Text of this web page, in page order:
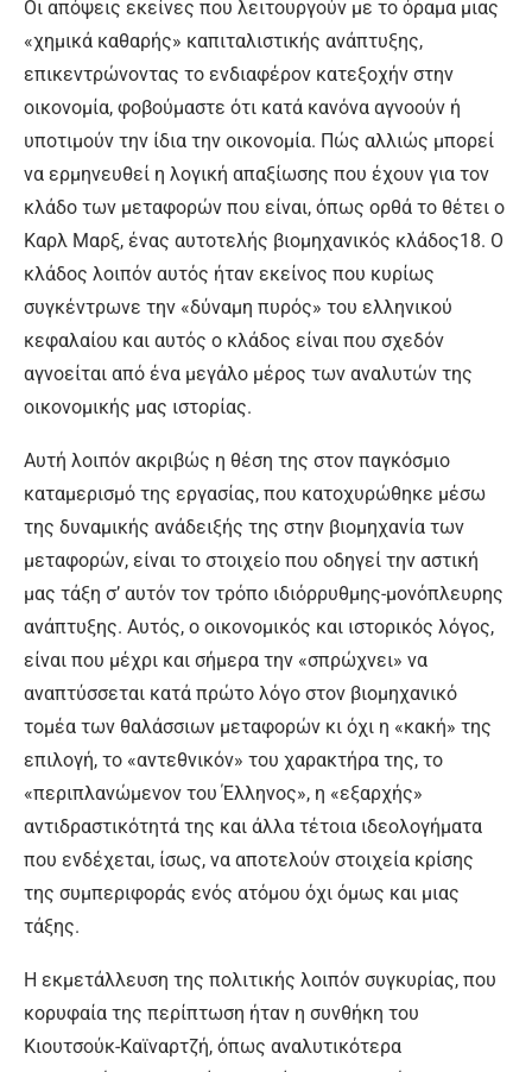
Οι απόψεις εκείνες που λειτουργούν με το όραμα μιας
«χημικά καθαρής» καπιταλιστικής ανάπτυξης,
επικεντρώνοντας το ενδιαφέρον κατεξοχήν στην
οικονομία, φοβούμαστε ότι κατά κανόνα αγνοούν ή
υποτιμούν την ίδια την οικονομία. Πώς αλλιώς μπορεί
να ερμηνευθεί η λογική απαξίωσης που έχουν για τον
κλάδο των μεταφορών που είναι, όπως ορθά το θέτει ο
Καρλ Μαρξ, ένας αυτοτελής βιομηχανικός κλάδος18. Ο
κλάδος λοιπόν αυτός ήταν εκείνος που κυρίως
συγκέντρωνε την «δύναμη πυρός» του ελληνικού
κεφαλαίου και αυτός ο κλάδος είναι που σχεδόν
αγνοείται από ένα μεγάλο μέρος των αναλυτών της
οικονομικής μας ιστορίας.
Αυτή λοιπόν ακριβώς η θέση της στον παγκόσμιο
καταμερισμό της εργασίας, που κατοχυρώθηκε μέσω
της δυναμικής ανάδειξής της στην βιομηχανία των
μεταφορών, είναι το στοιχείο που οδηγεί την αστική
μας τάξη σ’ αυτόν τον τρόπο ιδιόρρυθμης-μονόπλευρης
ανάπτυξης. Αυτός, ο οικονομικός και ιστορικός λόγος,
είναι που μέχρι και σήμερα την «σπρώχνει» να
αναπτύσσεται κατά πρώτο λόγο στον βιομηχανικό
τομέα των θαλάσσιων μεταφορών κι όχι η «κακή» της
επιλογή, το «αντεθνικόν» του χαρακτήρα της, το
«περιπλανώμενον του Έλληνος», η «εξαρχής»
αντιδραστικότητά της και άλλα τέτοια ιδεολογήματα
που ενδέχεται, ίσως, να αποτελούν στοιχεία κρίσης
της συμπεριφοράς ενός ατόμου όχι όμως και μιας
τάξης.
Η εκμετάλλευση της πολιτικής λοιπόν συγκυρίας, που
κορυφαία της περίπτωση ήταν η συνθήκη του
Κιουτσούκ-Καϊναρτζή, όπως αναλυτικότερα